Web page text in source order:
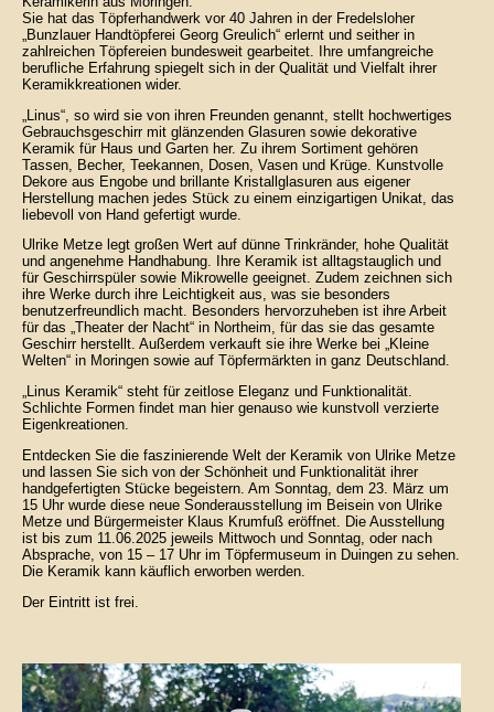
Sie hat das Töpferhandwerk vor 40 Jahren in der Fredelsloher
„Bunzlauer Handtöpferei Georg Greulich“ erlernt und seither in
zahlreichen Töpfereien bundesweit gearbeitet. Ihre umfangreiche
berufliche Erfahrung spiegelt sich in der Qualität und Vielfalt ihrer
Keramikkreationen wider.
„Linus“, so wird sie von ihren Freunden genannt, stellt hochwertiges
Gebrauchsgeschirr mit glänzenden Glasuren sowie dekorative
Keramik für Haus und Garten her. Zu ihrem Sortiment gehören
Tassen, Becher, Teekannen, Dosen, Vasen und Krüge. Kunstvolle
Dekore aus Engobe und brillante Kristallglasuren aus eigener
Herstellung machen jedes Stück zu einem einzigartigen Unikat, das
liebevoll von Hand gefertigt wurde.
Ulrike Metze legt großen Wert auf dünne Trinkränder, hohe Qualität
und angenehme Handhabung. Ihre Keramik ist alltagstauglich und
für Geschirrspüler sowie Mikrowelle geeignet. Zudem zeichnen sich
ihre Werke durch ihre Leichtigkeit aus, was sie besonders
benutzerfreundlich macht. Besonders hervorzuheben ist ihre Arbeit
für das „Theater der Nacht“ in Northeim, für das sie das gesamte
Geschirr herstellt. Außerdem verkauft sie ihre Werke bei „Kleine
Welten“ in Moringen sowie auf Töpfermärkten in ganz Deutschland.
„Linus Keramik“ steht für zeitlose Eleganz und Funktionalität.
Schlichte Formen findet man hier genauso wie kunstvoll verzierte
Eigenkreationen.
Entdecken Sie die faszinierende Welt der Keramik von Ulrike Metze
und lassen Sie sich von der Schönheit und Funktionalität ihrer
handgefertigten Stücke begeistern. Am Sonntag, dem 23. März um
15 Uhr wurde diese neue Sonderausstellung im Beisein von Ulrike
Metze und Bürgermeister Klaus Krumfuß eröffnet. Die Ausstellung
ist bis zum 11.06.2025 jeweils Mittwoch und Sonntag, oder nach
Absprache, von 15 – 17 Uhr im Töpfermuseum in Duingen zu sehen.
Die Keramik kann käuflich erworben werden.
Der Eintritt ist frei.